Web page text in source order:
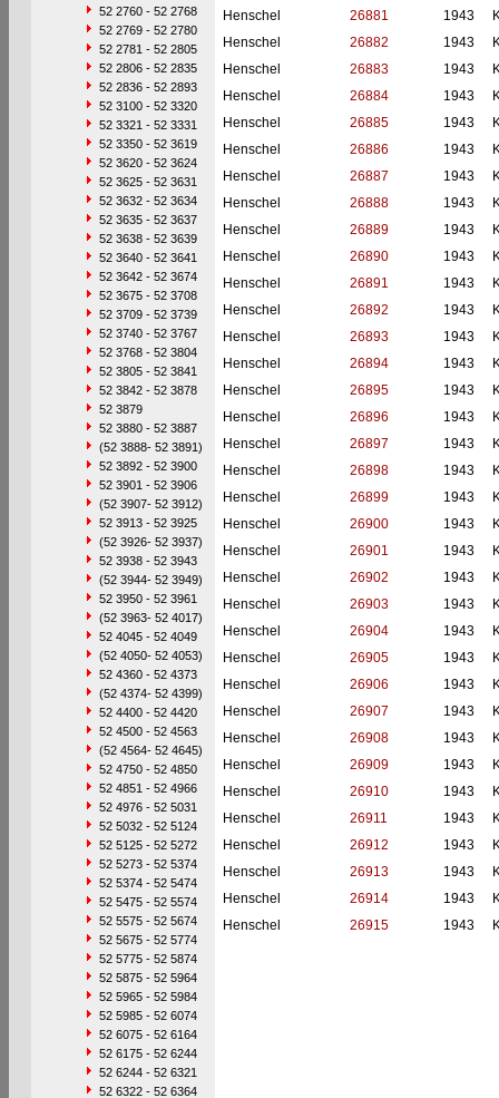
52 2760 - 52 2768
52 2769 - 52 2780
52 2781 - 52 2805
52 2806 - 52 2835
52 2836 - 52 2893
52 3100 - 52 3320
52 3321 - 52 3331
52 3350 - 52 3619
52 3620 - 52 3624
52 3625 - 52 3631
52 3632 - 52 3634
52 3635 - 52 3637
52 3638 - 52 3639
52 3640 - 52 3641
52 3642 - 52 3674
52 3675 - 52 3708
52 3709 - 52 3739
52 3740 - 52 3767
52 3768 - 52 3804
52 3805 - 52 3841
52 3842 - 52 3878
52 3879
52 3880 - 52 3887
(52 3888- 52 3891)
52 3892 - 52 3900
52 3901 - 52 3906
(52 3907- 52 3912)
52 3913 - 52 3925
(52 3926- 52 3937)
52 3938 - 52 3943
(52 3944- 52 3949)
52 3950 - 52 3961
(52 3963- 52 4017)
52 4045 - 52 4049
(52 4050- 52 4053)
52 4360 - 52 4373
(52 4374- 52 4399)
52 4400 - 52 4420
52 4500 - 52 4563
(52 4564- 52 4645)
52 4750 - 52 4850
52 4851 - 52 4966
52 4976 - 52 5031
52 5032 - 52 5124
52 5125 - 52 5272
52 5273 - 52 5374
52 5374 - 52 5474
52 5475 - 52 5574
52 5575 - 52 5674
52 5675 - 52 5774
52 5775 - 52 5874
52 5875 - 52 5964
52 5965 - 52 5984
52 5985 - 52 6074
52 6075 - 52 6164
52 6175 - 52 6244
52 6244 - 52 6321
52 6322 - 52 6364
Henschel
26881 1943
Henschel
26882 1943
Henschel
26883 1943
Henschel
26884 1943
Henschel
26885 1943
Henschel
26886 1943
Henschel
26887 1943
Henschel
26888 1943
Henschel
26889 1943
Henschel
26890 1943
Henschel
26891 1943
Henschel
26892 1943
Henschel
26893 1943
Henschel
26894 1943
Henschel
26895 1943
Henschel
26896 1943
Henschel
26897 1943
Henschel
26898 1943
Henschel
26899 1943
Henschel
26900 1943
Henschel
26901 1943
Henschel
26902 1943
Henschel
26903 1943
Henschel
26904 1943
Henschel
26905 1943
Henschel
26906 1943
Henschel
26907 1943
Henschel
26908 1943
Henschel
26909 1943
Henschel
26910 1943
Henschel
26911 1943
Henschel
26912 1943
Henschel
26913 1943
Henschel
26914 1943
Henschel
26915 1943